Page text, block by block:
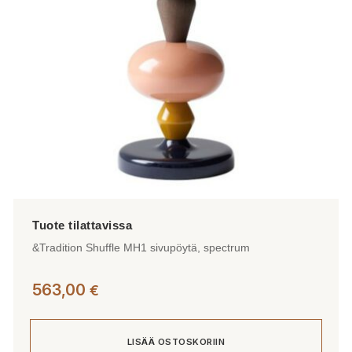
&Tradition Shuffle MH1 sivupöytä, spectrum
563,00 €
LISÄÄ OSTOSKORIIN